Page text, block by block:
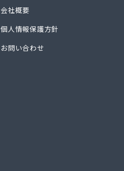
株式会社宮野商事
株式会社宮野商事
株式会社宮野商事 大原配送
会社概要
個人情報保護方針
お問い合わせ